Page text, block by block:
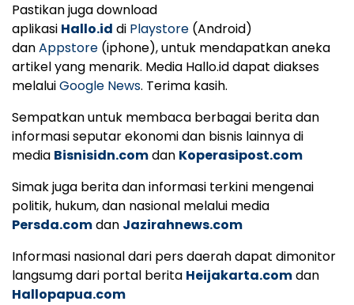
Pastikan juga download
aplikasi Hallo.id di Playstore (Android)
danAppstore (iphone), untuk mendapatkan aneka
artikel yang menarik. Media Hallo.id dapat diakses
melaluiGoogle News. Terima kasih.
Sempatkan untuk membaca berbagai berita dan
informasi seputar ekonomi dan bisnis lainnya di
media Bisnisidn.comdan Koperasipost.com
Simak juga berita dan informasi terkini mengenai
politik, hukum, dan nasional melalui media
Persda.comdan Jazirahnews.com
Informasi nasional dari pers daerah dapat dimonitor
langsumg dari portal berita Heijakarta.comdan
Hallopapua.com